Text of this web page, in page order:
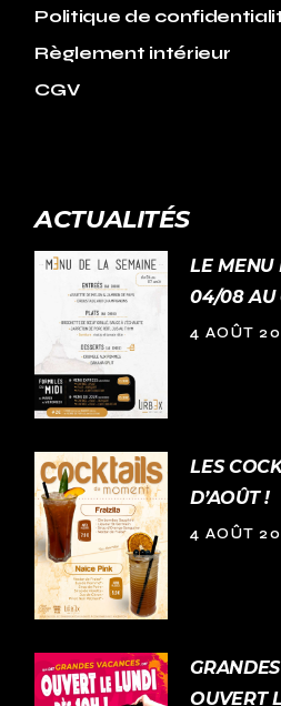
Politique de
Règlement intérieur
CGV
ACTUALITÉS
LE MENU
04/08 AU
4 AOÛT
LES
D’AOÛT !
4 AOÛT
OUVERT